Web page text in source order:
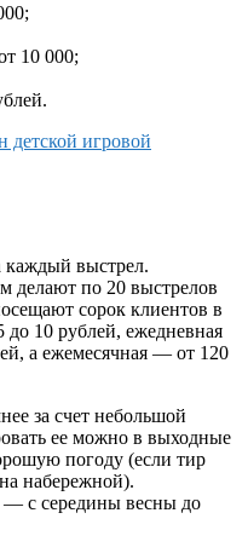
10 000;
детской игровой
каждый выстрел.
делают по 20 выстрелов
сорок клиентов в
до 10 рублей, ежедневная
а ежемесячная — от 120
за счет небольшой
ее можно в выходные
погоду (если тир
набережной).
— с середины весны до